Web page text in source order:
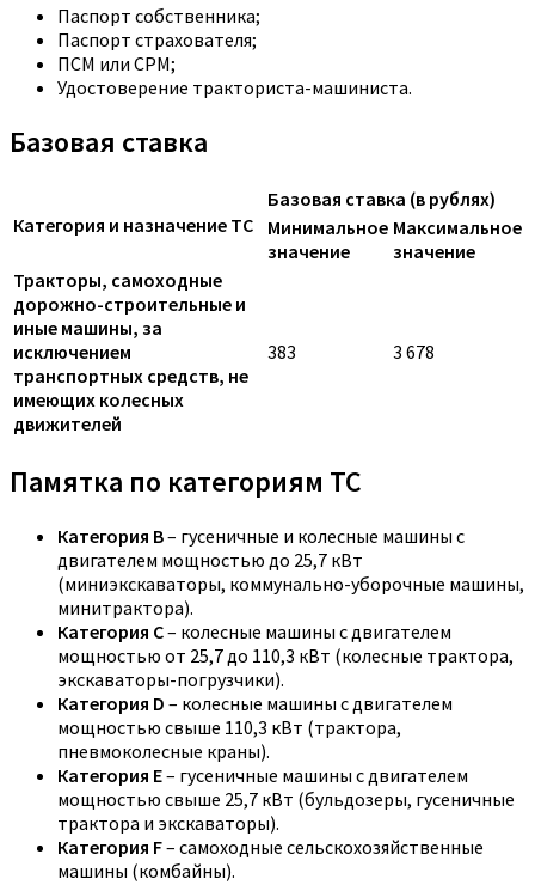
Паспорт собственника;
Паспорт страхователя;
ПСМ или СРМ;
Удостоверение тракториста-машиниста.
Базовая ставка
Категория и назначение ТС
Базовая ставка (в рублях)
Минимальное
значение
Максимальное
значение
Тракторы, самоходные
дорожно-строительные и
иные машины, за
исключением
транспортных средств, не
имеющих колесных
движителей
383 3 678
Памятка по категориям ТС
Категория B– гусеничные и колесные машины с
двигателем мощностью до 25,7 кВт
(миниэкскаваторы, коммунально-уборочные машины,
минитрактора).
Категория C– колесные машины с двигателем
мощностью от 25,7 до 110,3 кВт (колесные трактора,
экскаваторы-погрузчики).
Категория D – колесные машины с двигателем
мощностью свыше 110,3 кВт (трактора,
пневмоколесные краны).
Категория E– гусеничные машины с двигателем
мощностью свыше 25,7 кВт (бульдозеры, гусеничные
трактора и экскаваторы).
Категория F– самоходные сельскохозяйственные
машины (комбайны).